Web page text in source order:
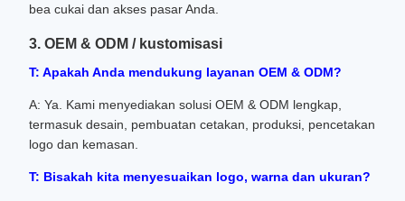
bea cukai dan akses pasar Anda.
3. OEM & ODM / kustomisasi
T: Apakah Anda mendukung layanan OEM & ODM?
A: Ya. Kami menyediakan solusi OEM & ODM lengkap,
termasuk desain, pembuatan cetakan, produksi, pencetakan
logo dan kemasan.
T: Bisakah kita menyesuaikan logo, warna dan ukuran?